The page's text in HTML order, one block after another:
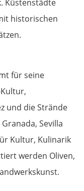
Küstenstädte
historischen
für seine
und die Strände
Sevilla
Kultur, Kulinarik
werden Oliven,